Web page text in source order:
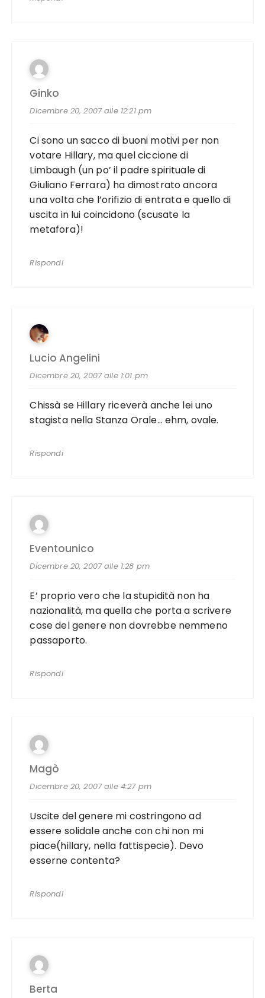
Ginko
Dicembre 20, 2007 alle 12:21 pm
Ci sono un sacco di buoni motivi per non
votare Hillary, ma quel ciccione di
Limbaugh (un po’ il padre spirituale di
Giuliano Ferrara) ha dimostrato ancora
una volta che l’orifizio di entrata e quello di
uscita in lui coincidono (scusate la
metafora)!
Rispondi
Lucio Angelini
Dicembre 20, 2007 alle 1:01 pm
Chissà se Hillary riceverà anche lei uno
stagista nella Stanza Orale… ehm, ovale.
Rispondi
Eventounico
Dicembre 20, 2007 alle 1:28 pm
E’ proprio vero che la stupidità non ha
nazionalità, ma quella che porta a scrivere
cose del genere non dovrebbe nemmeno
passaporto.
Rispondi
Magò
Dicembre 20, 2007 alle 4:27 pm
Uscite del genere mi costringono ad
essere solidale anche con chi non mi
piace(hillary, nella fattispecie). Devo
esserne contenta?
Rispondi
Berta